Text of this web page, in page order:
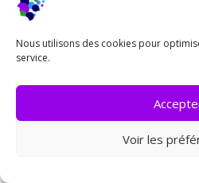
Nous utilisons des cookies pour
service.
Voir les